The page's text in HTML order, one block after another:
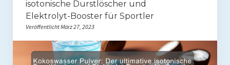
Frühstück
Gemüse
Getränke und Smoothies
isotonische Durstlöscher und
Elektrolyt-Booster für Sportler
Veröffentlicht März 27, 2023